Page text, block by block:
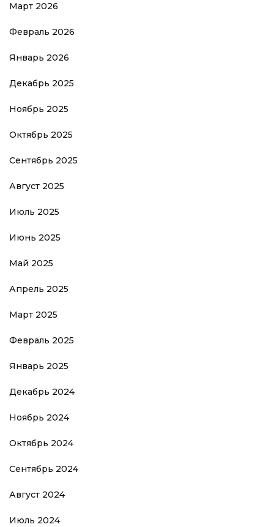
Март 2026
Февраль 2026
Январь 2026
Декабрь 2025
Ноябрь 2025
Октябрь 2025
Сентябрь 2025
Август 2025
Июль 2025
Июнь 2025
Май 2025
Апрель 2025
Март 2025
Февраль 2025
Январь 2025
Декабрь 2024
Ноябрь 2024
Октябрь 2024
Сентябрь 2024
Август 2024
Июль 2024